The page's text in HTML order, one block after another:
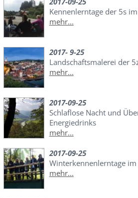
Kennenlerntage der 5s
mehr...
2017- 9-25
Landschaftsmalerei der
mehr...
2017-09-25
Schlaflose Nacht und
Energiedrinks
mehr...
2017-09-25
Winterkennenlerntage
mehr...